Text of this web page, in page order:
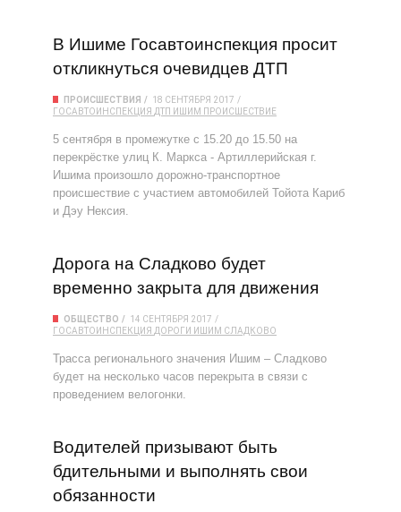
В Ишиме Госавтоинспекция просит
откликнуться очевидцев ДТП
ПРОИСШЕСТВИЯ
18 СЕНТЯБРЯ 2017
ГОСАВТОИНСПЕКЦИЯ ДТП ИШИМ ПРОИСШЕСТВИЕ
5 сентября в промежутке с 15.20 до 15.50 на
перекрёстке улиц К. Маркса - Артиллерийская г.
Ишима произошло дорожно-транспортное
происшествие с участием автомобилей Тойота Кариб
и Дэу Нексия.
Дорога на Сладково будет
временно закрыта для движения
ОБЩЕСТВО
14 СЕНТЯБРЯ 2017
ГОСАВТОИНСПЕКЦИЯ ДОРОГИ ИШИМ СЛАДКОВО
Трасса регионального значения Ишим – Сладково
будет на несколько часов перекрыта в связи с
проведением велогонки.
Водителей призывают быть
бдительными и выполнять свои
обязанности